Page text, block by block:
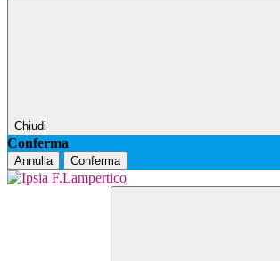
Chiudi
Conferma
Annulla Conferma